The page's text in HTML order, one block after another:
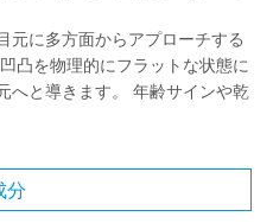
元に多方面からアプローチする
凸を物理的にフラットな状態に
へと導きます。 年齢サインや乾
分